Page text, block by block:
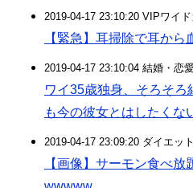
2019-04-17 23:10:20 VIPワイ
【緊急】耳掃除で耳から
2019-04-17 23:10:04 結婚・恋
ワイ35歳独身、そろそ
も今の彼女とはしたくな
2019-04-17 23:09:20 ダイエッ
【画像】サーモン食べ